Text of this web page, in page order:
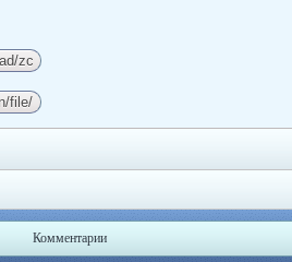
Комментарии